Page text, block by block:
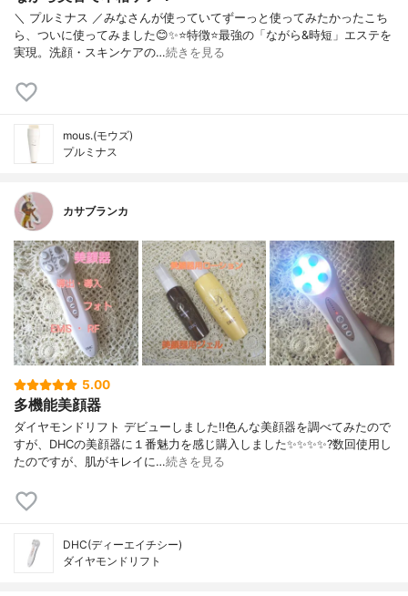
＼ プルミナス ／みなさんが使っていてずーっと使ってみたかったこち
ら、ついに使ってみました😊✨⭐️特徴⭐️最強の「ながら&時短」エステを
実現。洗顔・スキンケアの…続きを見る
mous.(モウズ)
プルミナス
カサブランカ
5.00
多機能美顔器
ダイヤモンドリフト デビューしました‼️色んな美顔器を調べてみたので
すが、DHCの美顔器に１番魅力を感じ購入しました✨✨✨✨?数回使用し
たのですが、肌がキレイに…続きを見る
DHC(ディーエイチシー)
ダイヤモンドリフト